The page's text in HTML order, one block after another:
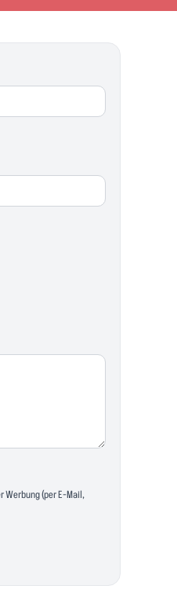
(per E-Mail,